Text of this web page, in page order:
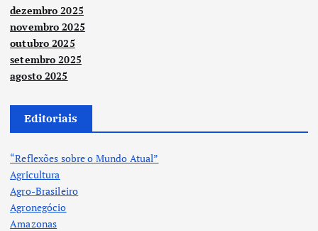
dezembro 2025
novembro 2025
outubro 2025
setembro 2025
agosto 2025
Editoriais
“Reflexões sobre o Mundo Atual”
Agricultura
Agro-Brasileiro
Agronegócio
Amazonas